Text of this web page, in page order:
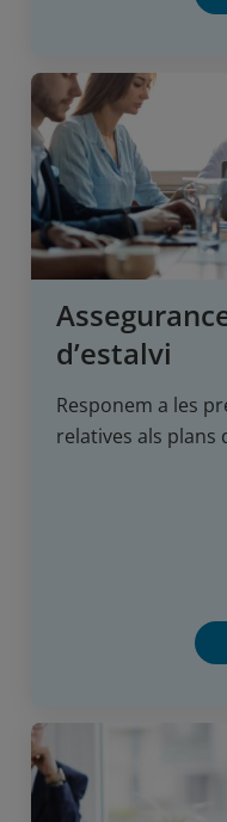
d’estalvi
Responem a les
relatives als plans